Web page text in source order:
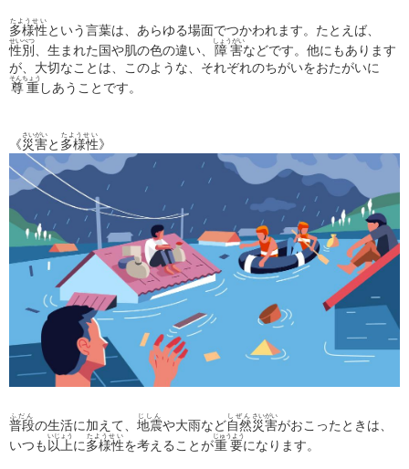
多様性
たようせい
という言葉は、あらゆる場面でつかわれます。たとえば、
性別
せいべつ
、生まれた国や肌の色の違い、 障害
しょうがい
などです。他にもあります
が、大切なことは、このような、それぞれのちがいをおたがいに
尊重
そんちょう
しあうことです。
《災害
さいがい
と 多様性
たようせい
》
普段
ふだん
の生活に加えて、 地震
じしん
や大雨など自然
しぜん
災害
さいがい
がおこったときは、
いつも 以上
いじょう
に多様性
たようせい
を考えることが重要
じゅうよう
になります。